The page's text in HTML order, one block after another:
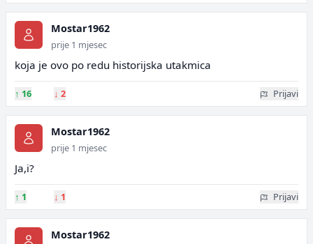
Mostar1962
prije 1 mjesec
koja je ovo po redu historijska utakmica
↑ 16 ↓ 2 Prijavi
Mostar1962
prije 1 mjesec
Ja,i?
↑ 1 ↓ 1 Prijavi
Mostar1962